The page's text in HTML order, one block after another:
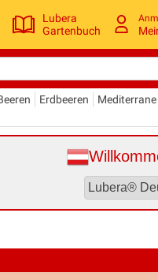
Lubera
Gartenbuch
Erdbeeren Mediterrane